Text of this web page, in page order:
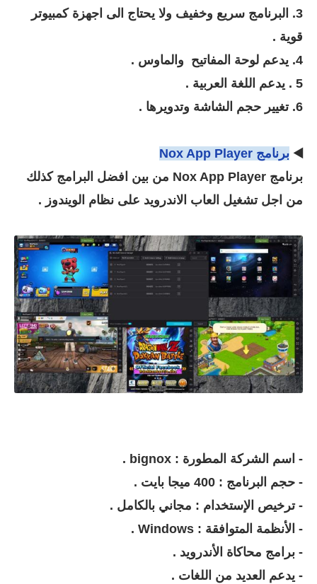
3. البرنامج سريع وخفيف ولا يحتاج الى اجهزة كمبيوتر
قوية .
4. يدعم لوحة المفاتيح والماوس .
5 . يدعم اللغة العربية .
6. تغيير حجم الشاشة وتدويرها .
◀️ برنامج Nox App Player
برنامج Nox App Player من بين افضل البرامج كذلك
من اجل تشغيل العاب الاندرويد على نظام الويندوز .
- اسم الشركة المطورة : bignox .
- حجم البرنامج : 400 ميجا بايت .
- ترخيص الإستخدام : مجاني بالكامل .
- الأنظمة المتوافقة : Windows .
- برامج محاكاة الأندرويد .
- يدعم العديد من اللغات .